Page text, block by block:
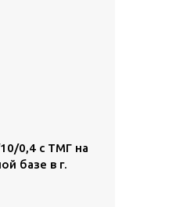
0,4 с ТМГ на
базе в г.